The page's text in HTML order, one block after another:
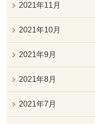
2021年11月
2021年10月
2021年9月
2021年8月
2021年7月